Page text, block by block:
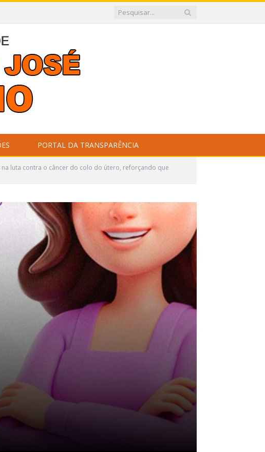
PORTAL DA TRANSPARÊNCIA
luta contra o câncer do colo do útero, reforçando que